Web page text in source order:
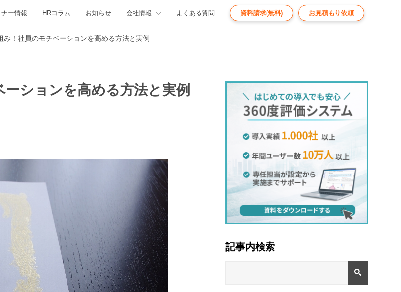
ナー情報 HRコラム お知らせ 会社情報 よくある質問 資料請求(無料) お見積もり依頼
み！社員のモチベーションを高める方法と実例
ションを高める方法と実例
記事内検索